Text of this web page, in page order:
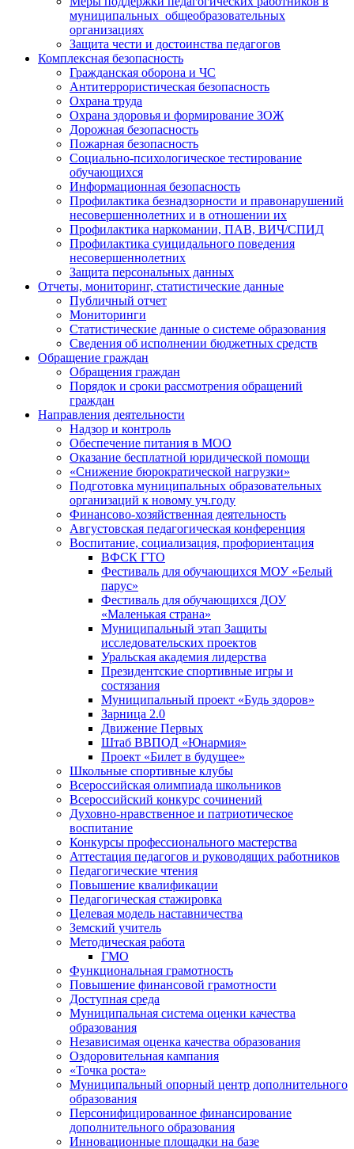
муниципальных общеобразовательных
организациях
Защита чести и достоинства педагогов
Комплексная безопасность
Гражданская оборона и ЧС
Антитеррористическая безопасность
Охрана труда
Охрана здоровья и формирование ЗОЖ
Дорожная безопасность
Пожарная безопасность
Социально-психологическое тестирование
обучающихся
Информационная безопасность
Профилактика безнадзорности и правонарушений
несовершеннолетних и в отношении их
Профилактика наркомании, ПАВ, ВИЧ/СПИД
Профилактика суицидального поведения
несовершеннолетних
Защита персональных данных
Отчеты, мониторинг, статистические данные
Публичный отчет
Мониторинги
Статистические данные о системе образования
Сведения об исполнении бюджетных средств
Обращение граждан
Обращения граждан
Порядок и сроки рассмотрения обращений
граждан
Направления деятельности
Надзор и контроль
Обеспечение питания в МОО
Оказание бесплатной юридической помощи
«Снижение бюрократической нагрузки»
Подготовка муниципальных образовательных
организаций к новому уч.году
Финансово-хозяйственная деятельность
Августовская педагогическая конференция
Воспитание, социализация, профориентация
ВФСК ГТО
Фестиваль для обучающихся МОУ «Белый
парус»
Фестиваль для обучающихся ДОУ
«Маленькая страна»
Муниципальный этап Защиты
исследовательских проектов
Уральская академия лидерства
Президентские спортивные игры и
состязания
Муниципальный проект «Будь здоров»
Зарница 2.0
Движение Первых
Штаб ВВПОД «Юнармия»
Проект «Билет в будущее»
Школьные спортивные клубы
Всероссийская олимпиада школьников
Всероссийский конкурс сочинений
Духовно-нравственное и патриотическое
воспитание
Конкурсы профессионального мастерства
Аттестация педагогов и руководящих работников
Педагогические чтения
Повышение квалификации
Педагогическая стажировка
Целевая модель наставничества
Земский учитель
Методическая работа
ГМО
Функциональная грамотность
Повышение финансовой грамотности
Доступная среда
Муниципальная система оценки качества
образования
Независимая оценка качества образования
Оздоровительная кампания
«Точка роста»
Муниципальный опорный центр дополнительного
образования
Персонифицированное финансирование
дополнительного образования
Инновационные площадки на базе